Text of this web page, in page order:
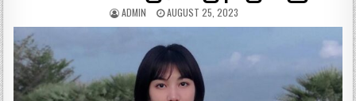
ADMIN AUGUST 25, 2023